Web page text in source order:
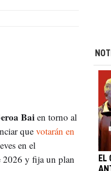
Bai en torno al
que votarán en
en el
2026 y fija un plan
EL